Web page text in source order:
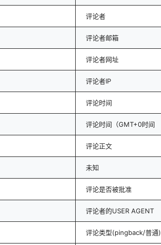
评论者
评论者邮箱
评论者网址
评论者IP
评论时间
评论时间（GMT+0时间
评论正文
未知
评论是否被批准
评论者的USER AGENT
评论类型(pingback/普通)